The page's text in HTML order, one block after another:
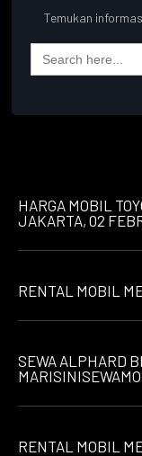
Temukan
Search
for:
HARGA MOBIL
JAKARTA, 02
RENTAL MOBIL
SEWA ALPHARD
RENTAL MOBIL